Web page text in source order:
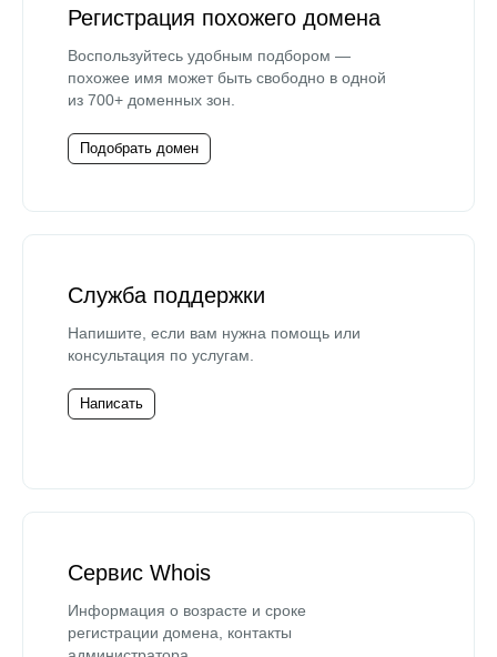
Регистрация похожего домена
Воспользуйтесь удобным подбором —
похожее имя может быть свободно в одной
из 700+ доменных зон.
Подобрать домен
Служба поддержки
Напишите, если вам нужна помощь или
консультация по услугам.
Написать
Сервис Whois
Информация о возрасте и сроке
регистрации домена, контакты